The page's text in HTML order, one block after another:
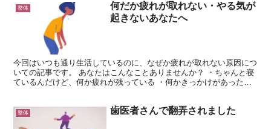
整体
何だか疲れが取れない・やる気が
起きないあなたへ
今回はいつも通り生活しているのに、なぜか疲れが取れない原因につ
いての記事です。 あなたはこんなことありませんか？ ・ちゃんと寝
ているんだけど、何か疲れが残っている ・何かきっかけがあったわ
整体 歯医者さんで翻弄されました